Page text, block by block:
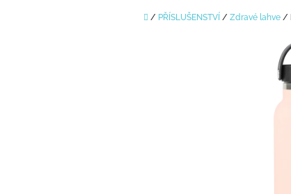
Domů
/ PŘÍSLUŠENSTVÍ / Zdravé lahve /